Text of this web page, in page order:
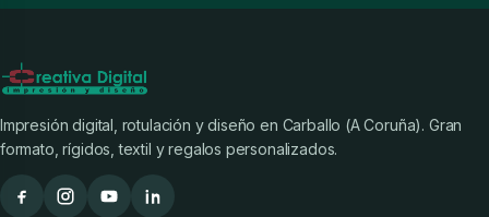
Impresión digital, rotulación y diseño en Carballo (A Coruña). Gran
formato, rígidos, textil y regalos personalizados.